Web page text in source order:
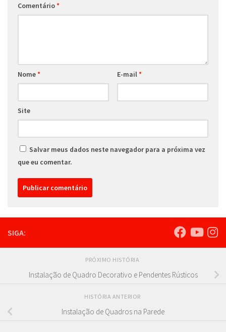
Comentário*
Nome* E-mail *
Site
Salvar meus dados neste navegador para a próxima vez
que eu comentar.
SIGA:
PRÓXIMO HISTÓRIA
Instalação de Quadro Decorativo e Pendentes Rústicos
HISTÓRIA ANTERIOR
Instalação de Quadros na Parede